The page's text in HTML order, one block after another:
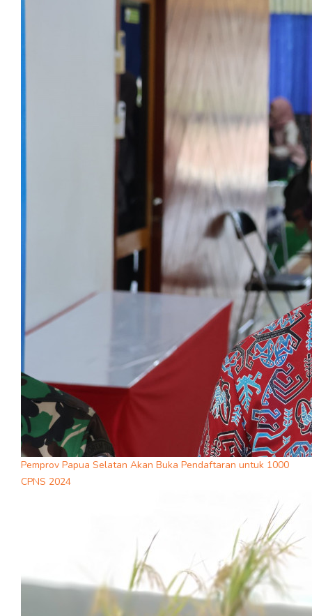
Pemprov Papua Selatan Akan Buka Pendaftaran untuk 1000
CPNS 2024